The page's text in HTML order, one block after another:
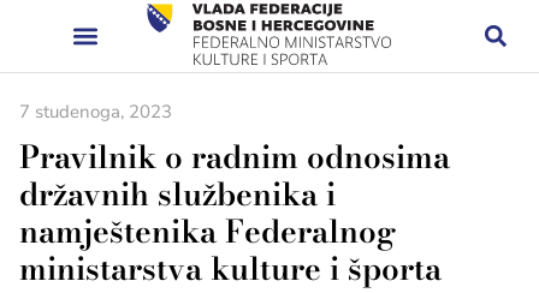
7 studenoga, 2023
Pravilnik o radnim odnosima
državnih službenika i
namještenika Federalnog
ministarstva kulture i športa